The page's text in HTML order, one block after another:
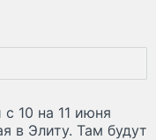
10 на 11 июня
в Элиту. Там будут